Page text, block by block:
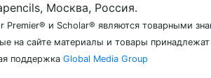
Москва, Россия.
Premier® и Scholar® являются товарными
на сайте материалы и товары
поддержка Global Media Group